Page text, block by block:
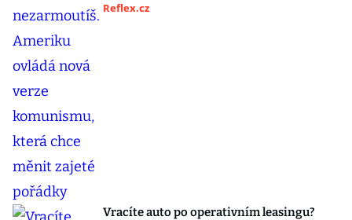
Reflex.cz
Vracíte auto po operativním leasingu?